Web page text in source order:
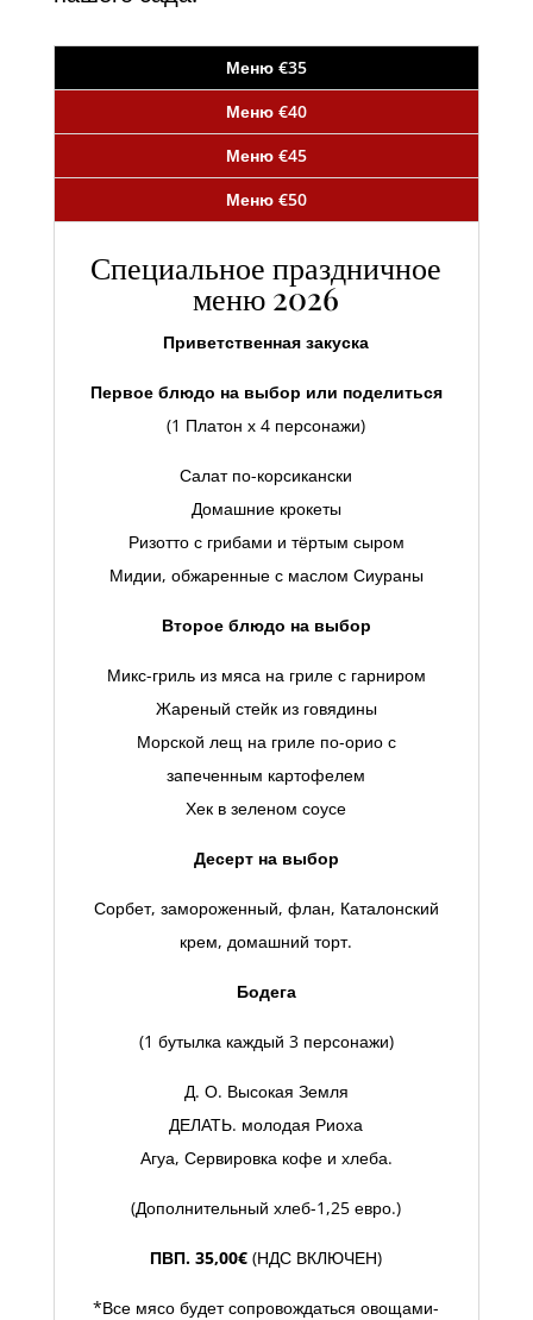
Меню €35
Меню €40
Меню €45
Меню €50
Специальное праздничное
меню 2026
Приветственная закуска
Первое блюдо на выбор или поделиться
(1 Платон х 4 персонажи)
Салат по-корсикански
Домашние крокеты
Ризотто с грибами и тёртым сыром
Мидии, обжаренные с маслом Сиураны
Второе блюдо на выбор
Микс-гриль из мяса на гриле с гарниром
Жареный стейк из говядины
Морской лещ на гриле по-орио с
запеченным картофелем
Хек в зеленом соусе
Десерт на выбор
Сорбет, замороженный, флан, Каталонский
крем, домашний торт.
Бодега
(1 бутылка каждый 3 персонажи)
Д. О. Высокая Земля
ДЕЛАТЬ. молодая Риоха
Агуа, Сервировка кофе и хлеба.
(Дополнительный хлеб-1,25 евро.)
ПВП. 35,00€ (НДС ВКЛЮЧЕН)
*Все мясо будет сопровождаться овощами-